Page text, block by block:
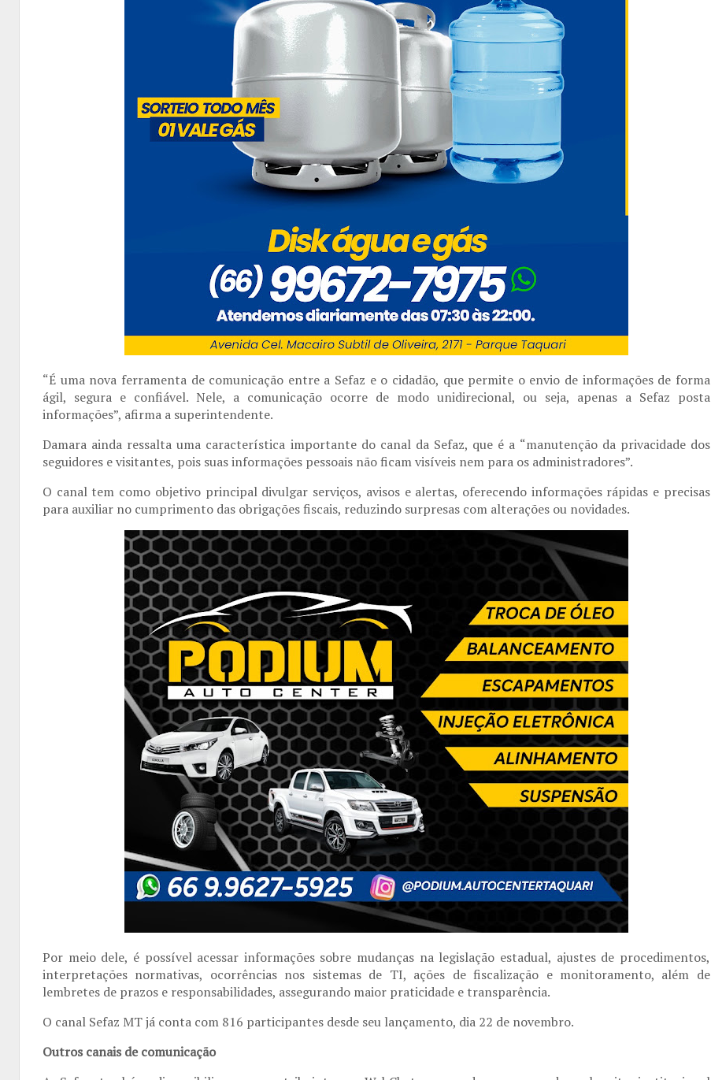
“É uma nova ferramenta de comunicação entre a Sefaz e o cidadão, que permite o envio de informações de forma
ágil, segura e confiável. Nele, a comunicação ocorre de modo unidirecional, ou seja, apenas a Sefaz posta
informações”, afirma a superintendente.
Damara ainda ressalta uma característica importante do canal da Sefaz, que é a “manutenção da privacidade dos
seguidores e visitantes, pois suas informações pessoais não ficam visíveis nem para os administradores”.
O canal tem como objetivo principal divulgar serviços, avisos e alertas, oferecendo informações rápidas e precisas
para auxiliar no cumprimento das obrigações fiscais, reduzindo surpresas com alterações ou novidades.
Por meio dele, é possível acessar informações sobre mudanças na legislação estadual, ajustes de procedimentos,
interpretações normativas, ocorrências nos sistemas de TI, ações de fiscalização e monitoramento, além de
lembretes de prazos e responsabilidades, assegurando maior praticidade e transparência.
O canal Sefaz MT já conta com 816 participantes desde seu lançamento, dia 22 de novembro.
Outros canais de comunicação